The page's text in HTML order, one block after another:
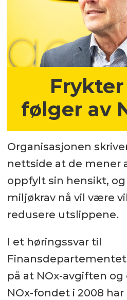
følger av
Organisasjonen
nettside at de mener
oppfylt sin hensikt,
miljøkrav nå vil være
redusere utslippene.
I et høringssvar til
på at NOx-avgiften
NOx-fondet i 2008